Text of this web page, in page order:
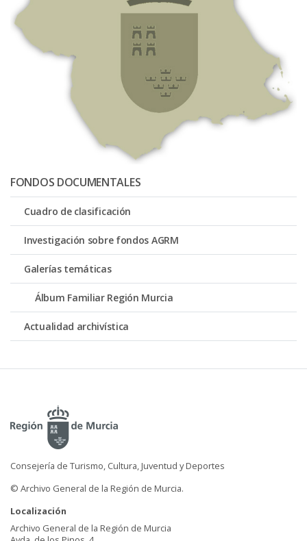
FONDOS DOCUMENTALES
Cuadro de clasificación
Investigación sobre fondos AGRM
Galerías temáticas
Álbum Familiar Región Murcia
Actualidad archivística
Consejería de Turismo, Cultura, Juventud y Deportes
© Archivo General de la Región de Murcia.
Localización
Archivo General de la Región de Murcia